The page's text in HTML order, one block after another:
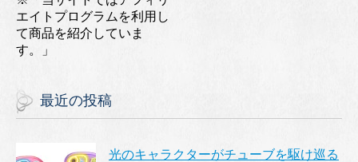
エイトプログラムを利用し
て商品を紹介していま
す。」
最近の投稿
光のキャラクターがチューブを駆け巡る